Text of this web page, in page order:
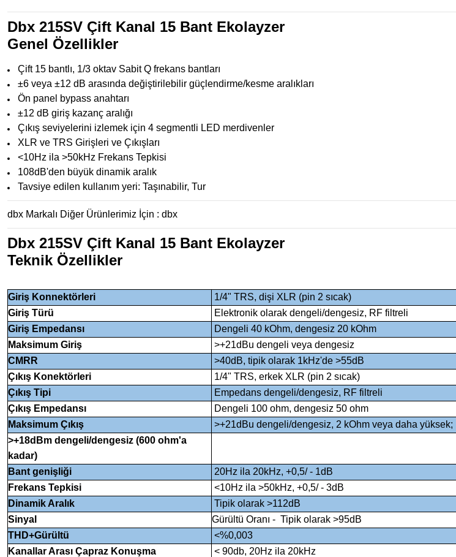
Dbx 215SV Çift Kanal 15 Bant Ekolayzer
Genel Özellikler
Çift 15 bantlı, 1/3 oktav Sabit Q frekans bantları
±6 veya ±12 dB arasında değiştirilebilir güçlendirme/kesme aralıkları
Ön panel bypass anahtarı
±12 dB giriş kazanç aralığı
Çıkış seviyelerini izlemek için 4 segmentli LED merdivenler
XLR ve TRS Girişleri ve Çıkışları
<10Hz ila >50kHz Frekans Tepkisi
108dB'den büyük dinamik aralık
Tavsiye edilen kullanım yeri: Taşınabilir, Tur
dbx Markalı Diğer Ürünlerimiz İçin : dbx
Dbx 215SV Çift Kanal 15 Bant Ekolayzer
Teknik Özellikler
Giriş Konnektörleri
1/4" TRS, dişi XLR (pin 2 sıcak)
Giriş Türü
Elektronik olarak dengeli/dengesiz, RF filtreli
Giriş Empedansı
Dengeli 40 kOhm, dengesiz 20 kOhm
Maksimum Giriş
>+21dBu dengeli veya dengesiz
CMRR
>40dB, tipik olarak 1kHz'de >55dB
Çıkış Konektörleri
1/4" TRS, erkek XLR (pin 2 sıcak)
Çıkış Tipi
Empedans dengeli/dengesiz, RF filtreli
Çıkış Empedansı
Dengeli 100 ohm, dengesiz 50 ohm
Maksimum Çıkış
>+21dBu dengeli/dengesiz, 2 kOhm veya daha yüksek;
>+18dBm dengeli/dengesiz (600 ohm'a
kadar)
Bant genişliği
20Hz ila 20kHz, +0,5/ - 1dB
Frekans Tepkisi
<10Hz ila >50kHz, +0,5/ - 3dB
Dinamik Aralık
Tipik olarak >112dB
Sinyal
Gürültü Oranı - Tipik olarak >95dB
THD+Gürültü
<%0,003
Kanallar Arası Çapraz Konuşma
< 90db, 20Hz ila 20kHz